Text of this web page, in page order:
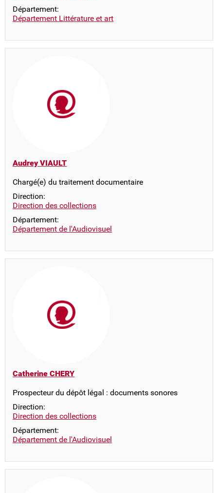
Département:
Département Littérature et art
Audrey VIAULT
Chargé(e) du traitement documentaire
Direction:
Direction des collections
Département:
Département de l'Audiovisuel
Catherine CHERY
Prospecteur du dépôt légal : documents sonores
Direction:
Direction des collections
Département:
Département de l'Audiovisuel